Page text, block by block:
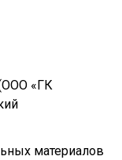
(ООО «ГК
материалов